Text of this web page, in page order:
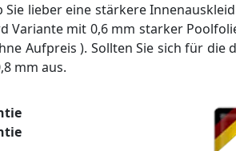
Sie lieber eine stärkere
Variante mit 0,6 mm starker
Aufpreis ). Sollten Sie sich für
mm aus.